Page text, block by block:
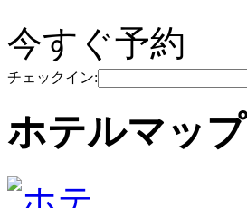
今すぐ予約
チェックイン:
ホテルマップ